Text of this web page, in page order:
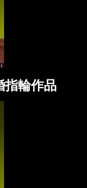
指輪作品